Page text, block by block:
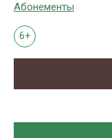
Абонементы
6+